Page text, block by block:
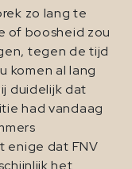
zo lang te
of boosheid zou
tegen de tijd
komen al lang
duidelijk dat
had vandaag
enige dat FNV
het